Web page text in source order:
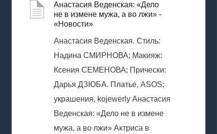
Анастасия Веденская: «Дело
не в измене мужа, а во лжи» -
«Новости»
Анастасия Веденская. Стиль:
Надина СМИРНОВА; Макияж:
Ксения СЕМЕНОВА; Прически:
Дарья ДЗЮБА. Платье, ASOS;
украшения, kojewerly Анастасия
Веденская: «Дело не в измене
мужа, а во лжи» Актриса в